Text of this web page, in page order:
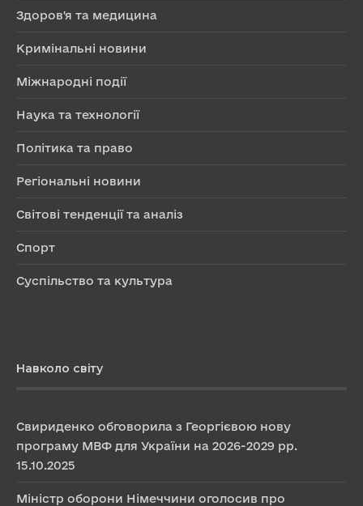
Здоров'я та медицина
Кримінальні новини
Міжнародні події
Наука та технології
Політика та право
Регіональні новини
Світові тенденції та аналіз
Спорт
Суспільство та культура
Навколо світу
Свириденко обговорила з Георгієвою нову
програму МВФ для України на 2026-2029 рр.
15.10.2025
Міністр оборони Німеччини оголосив про